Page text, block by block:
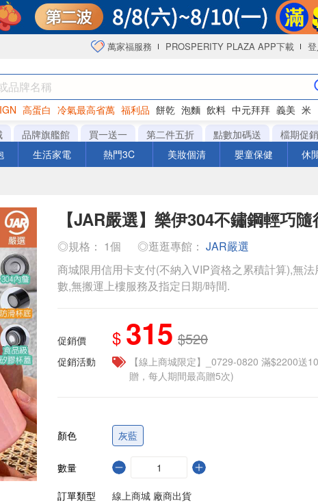
萬家福服務 PROSPERITY PLAZA APP下載
高蛋白 冷氣最高省萬 福利品 餅乾 泡麵 飲料 中元拜拜 義美 米
海苔
品牌旗艦館 買一送一 第二件五折 點數加碼送 檔期促銷
生活家電 熱門3C 美妝個清 嬰童保健 休
【JAR嚴選】樂伊304不鏽鋼輕巧
◎規格： 1個 ◎逛逛專館： JAR嚴選
商城限用信用卡支付(不納入VIP資格之累積計算),無
數,無搬運上樓服務及指定日期/時間.
促銷價 $ 315 $520
促銷活動
【線上商城限定】_0729-0820 滿$2200送
贈，每人期間最高贈5次)
顏色 灰藍
數量
訂單類型
線上商城 廠商出貨